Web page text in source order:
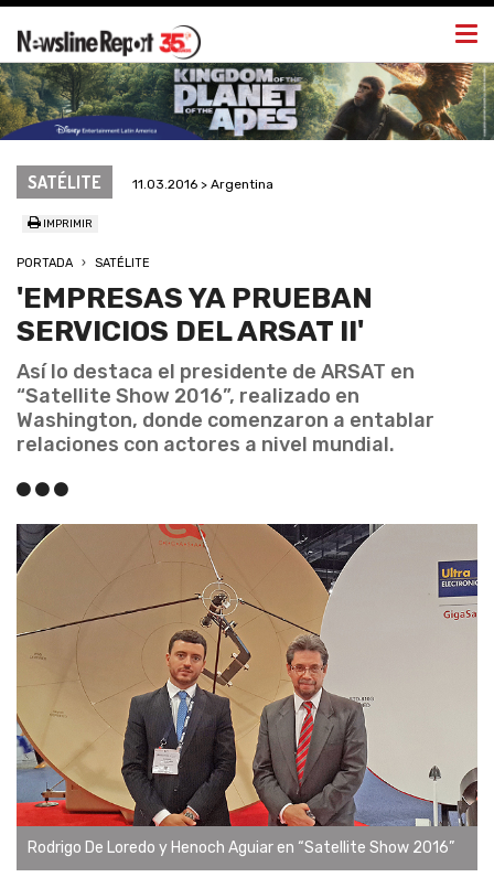
SATÉLITE 11.03.2016 > Argentina
IMPRIMIR
PORTADA SATÉLITE
'EMPRESAS YA PRUEBAN
SERVICIOS DEL ARSAT II'
Así lo destaca el presidente de ARSAT en
“Satellite Show 2016”, realizado en
Washington, donde comenzaron a entablar
relaciones con actores a nivel mundial.
Rodrigo De Loredo y Henoch Aguiar en “Satellite Show 2016”